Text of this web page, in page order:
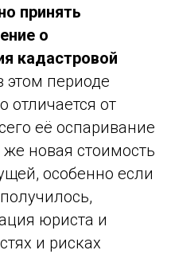
принять
о
кадастровой
этом периоде
отличается от
её оспаривание
новая стоимость
особенно если
юриста и
и рисках